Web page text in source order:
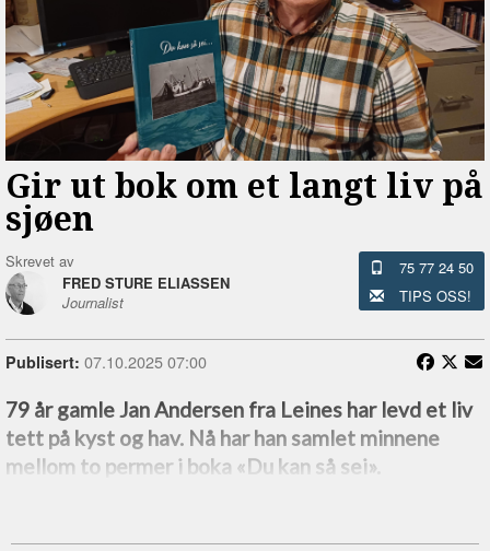
Gir ut bok om et langt liv på
sjøen
Skrevet av
FRED STURE ELIASSEN
Journalist
75 77 24 50
TIPS OSS!
Publisert: 07.10.2025 07:00
79 år gamle Jan Andersen fra Leines har levd et liv
tett på kyst og hav. Nå har han samlet minnene
mellom to permer i boka «Du kan så sei».